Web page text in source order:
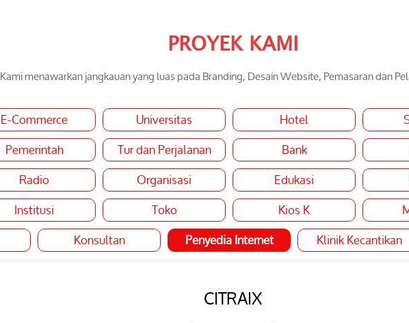
PROYEK KAMI
Kami menawarkan jangkauan yang luas pada Branding, Desain Website, Pemasaran dan
E-Commerce Universitas Hotel
Pemerintah Tur dan Perjalanan Bank
Radio Organisasi Edukasi
Institusi Toko Kios K
Konsultan Penyedia Internet Klinik Kecantikan
CITRAIX